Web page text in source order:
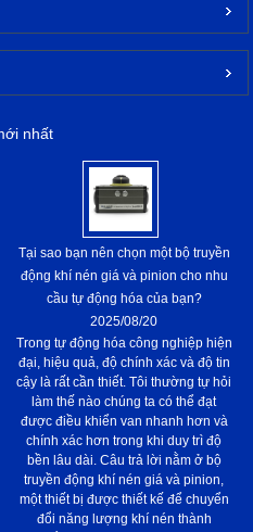
nhất
Tại sao bạn nên chọn một bộ truyền
động khí nén giá và pinion cho nhu
cầu tự động hóa của bạn?
2025/08/20
Trong tự động hóa công nghiệp hiện
đại, hiệu quả, độ chính xác và độ tin
cậy là rất cần thiết. Tôi thường tự hỏi
làm thế nào chúng ta có thể đạt
được điều khiển van nhanh hơn và
chính xác hơn trong khi duy trì độ
bền lâu dài. Câu trả lời nằm ở bộ
truyền động khí nén giá và pinion,
một thiết bị được thiết kế để chuyển
đổi năng lượng khí nén thành